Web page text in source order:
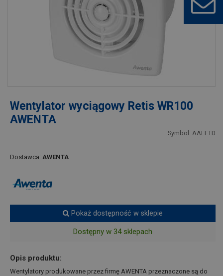
Wentylator wyciągowy Retis WR100
AWENTA
Symbol: AALFTD
Dostawca: AWENTA
Pokaż dostępność w sklepie
Dostępny w 34 sklepach
Opis produktu:
Wentylatory produkowane przez firmę AWENTA przeznaczone są do